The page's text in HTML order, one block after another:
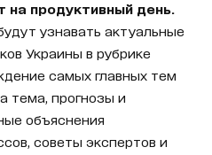
продуктивный день.
узнавать актуальные
Украины в рубрике
самых главных тем
тема, прогнозы и
объяснения
советы экспертов и